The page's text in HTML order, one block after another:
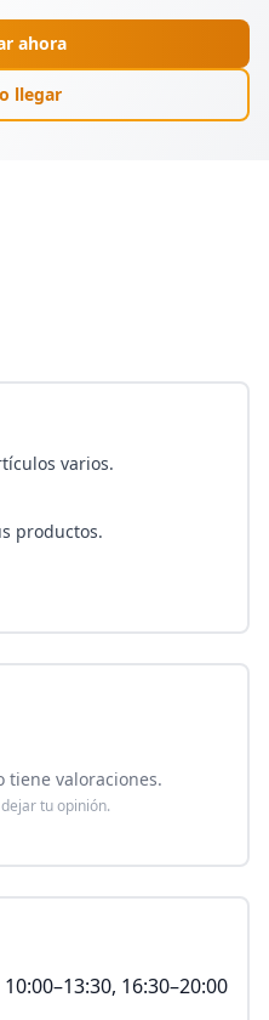
ahora
llegar
varios.
productos.
tiene valoraciones.
tu opinión.
10:00–13:30, 16:30–20:00